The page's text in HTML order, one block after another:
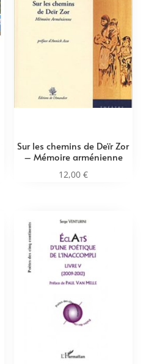
Sur les chemins de Deïr Zor
– Mémoire arménienne
12,00 €